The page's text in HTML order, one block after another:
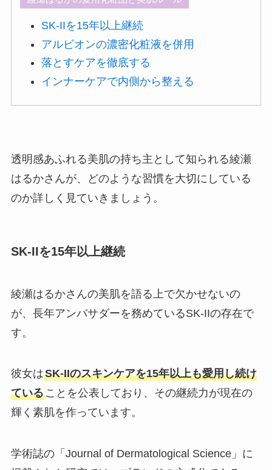
SK-IIを15年以上継続
アルビオンの濃密化粧液を併用
落とすケアを徹底する
インナーケアで内側から整える
透明感あふれる美肌の持ち主として知られる綾瀬
はるかさんが、どのような習慣を大切にしている
のか詳しく見ていきましょう。
SK-IIを15年以上継続
綾瀬はるかさんの美肌を語る上で欠かせないの
が、長年アンバサダーを務めているSK-IIの存在で
す。
彼女はSK-IIのスキンケアを15年以上も愛用し続け
ていることを公表しており、その継続力が現在の
輝く素肌を作っています。
学術誌の「Journal of Dermatological Science」に